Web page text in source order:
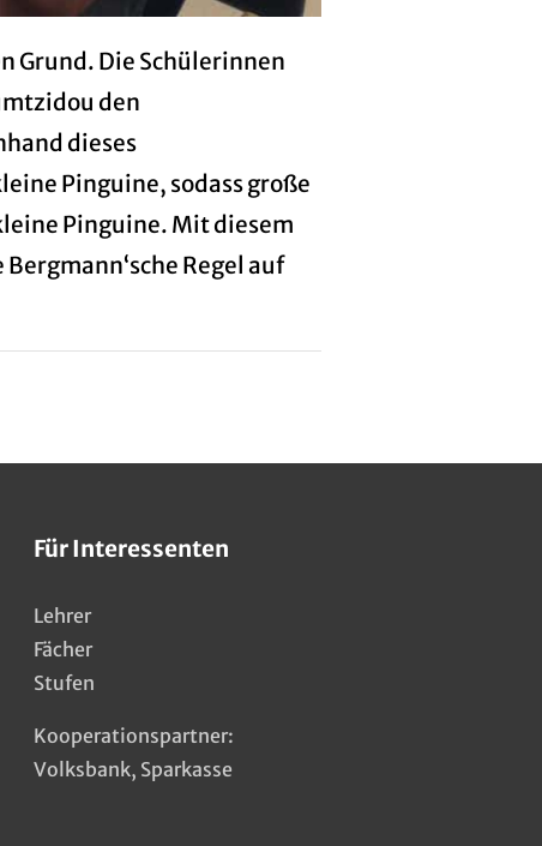
Grund. Die Schülerinnen
den
dieses
Pinguine, sodass große
Pinguine. Mit diesem
Regel auf
Für Interessenten
Lehrer
Fächer
Stufen
Kooperationspartner:
Volksbank, Sparkasse